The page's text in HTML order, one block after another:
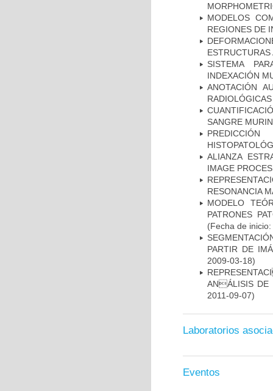
MODELOS
REGIONES DE
SISTEMA
INDEXACIÓN
ANOTACIÓN
SANGRE
ALIANZA
IMAGE
RESONANCIA
MODELO
PATRONES
(Fecha de
PARTIR DE
2009-03-18)
ANÁLISIS DE
2011-09-07)
Laboratorios
Eventos